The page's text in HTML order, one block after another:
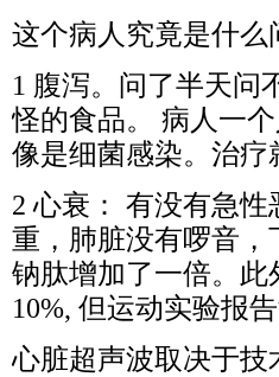
这个病人究竟是什么
1 腹泻。问了半天问
怪的食品。 病人一
像是细菌感染。治疗
2 心衰： 有没有急
重，肺脏没有啰音
钠肽增加了一倍。
10%, 但运动实验报告
心脏超声波取决于